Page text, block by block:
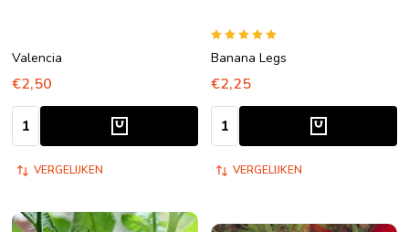
Valencia
€2,50
Aantal:
VERGELIJKEN
Banana Legs
€2,25
Aantal:
VERGELIJKEN